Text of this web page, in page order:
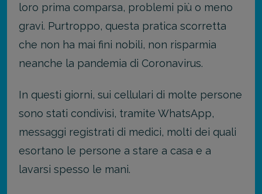
loro prima comparsa, problemi più o meno
gravi. Purtroppo, questa pratica scorretta
che non ha mai fini nobili, non risparmia
neanche la pandemia di Coronavirus.
In questi giorni, sui cellulari di molte persone
sono stati condivisi, tramite WhatsApp,
messaggi registrati di medici, molti dei quali
esortano le persone a stare a casa e a
lavarsi spesso le mani.